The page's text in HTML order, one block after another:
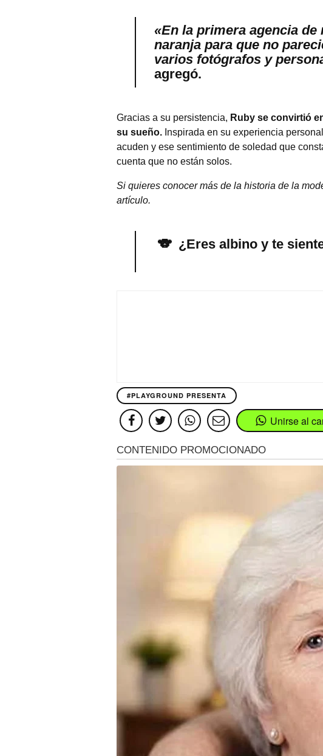
«En la primera agencia
naranja para que no
varios fotógrafos y
agregó.
Gracias a su persistencia, Ruby se convirtió
su sueño. Inspirada en su experiencia
acuden y ese sentimiento de soledad que
cuenta que no están solos.
Si quieres conocer más de la historia de la
artículo.
🐨 ¿Eres albino y te
#PLAYGROUND PRESENTA
Unirse al